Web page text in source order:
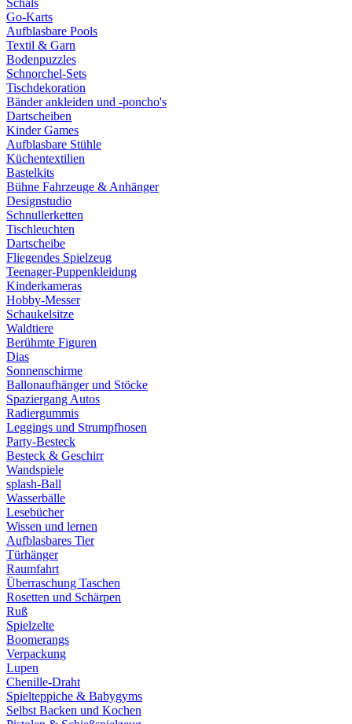
Schals
Go-Karts
Aufblasbare Pools
Textil & Garn
Bodenpuzzles
Schnorchel-Sets
Tischdekoration
Bänder ankleiden und -poncho's
Dartscheiben
Kinder Games
Aufblasbare Stühle
Küchentextilien
Bastelkits
Bühne Fahrzeuge & Anhänger
Designstudio
Schnullerketten
Tischleuchten
Dartscheibe
Fliegendes Spielzeug
Teenager-Puppenkleidung
Kinderkameras
Hobby-Messer
Schaukelsitze
Waldtiere
Berühmte Figuren
Dias
Sonnenschirme
Ballonaufhänger und Stöcke
Spaziergang Autos
Radiergummis
Leggings und Strumpfhosen
Party-Besteck
Besteck & Geschirr
Wandspiele
splash-Ball
Wasserbälle
Lesebücher
Wissen und lernen
Aufblasbares Tier
Türhänger
Raumfahrt
Überraschung Taschen
Rosetten und Schärpen
Ruß
Spielzelte
Boomerangs
Verpackung
Lupen
Chenille-Draht
Spielteppiche & Babygyms
Selbst Backen und Kochen